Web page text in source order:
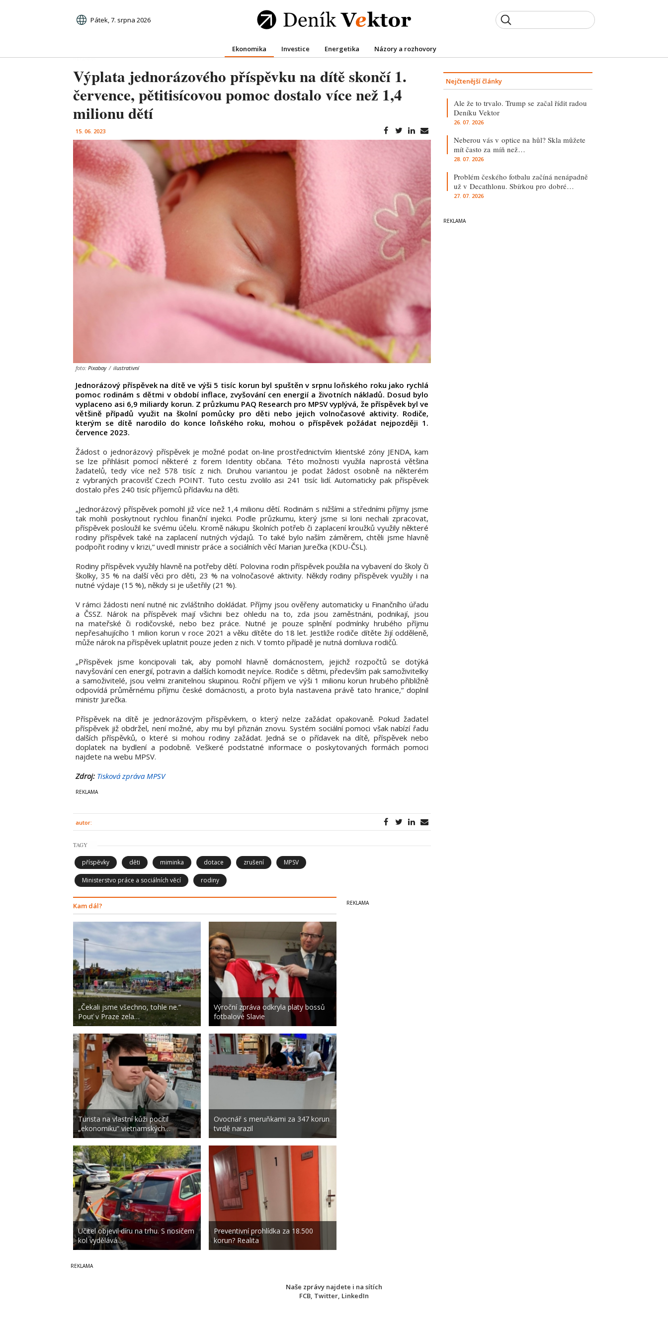
Pátek, 7. srpna 2026
Ekonomika Investice Energetika Názory a rozhovory
Výplata jednorázového příspěvku na dítě skončí 1.
července, pětitisícovou pomoc dostalo více než 1,4
milionu dětí
15. 06. 2023
foto: Pixabay / ilustrativní
Jednorázový příspěvek na dítě ve výši 5 tisíc korun byl spuštěn v srpnu loňského roku jako rychlá
pomoc rodinám s dětmi v období inflace, zvyšování cen energií a životních nákladů. Dosud bylo
vyplaceno asi 6,9 miliardy korun. Z průzkumu PAQ Research pro MPSV vyplývá, že příspěvek byl ve
většině případů využit na školní pomůcky pro děti nebo jejich volnočasové aktivity. Rodiče,
kterým se dítě narodilo do konce loňského roku, mohou o příspěvek požádat nejpozději 1.
července 2023.
Žádost o jednorázový příspěvek je možné podat on-line prostřednictvím klientské zóny JENDA, kam
se lze přihlásit pomocí některé z forem Identity občana. Této možnosti využila naprostá většina
žadatelů, tedy více než 578 tisíc z nich. Druhou variantou je podat žádost osobně na některém
z vybraných pracovišť Czech POINT. Tuto cestu zvolilo asi 241 tisíc lidí. Automaticky pak příspěvek
dostalo přes 240 tisíc příjemců přídavku na děti.
„Jednorázový příspěvek pomohl již více než 1,4 milionu dětí. Rodinám s nižšími a středními příjmy jsme
tak mohli poskytnout rychlou finanční injekci. Podle průzkumu, který jsme si loni nechali zpracovat,
příspěvek posloužil ke svému účelu. Kromě nákupu školních potřeb či zaplacení kroužků využily některé
rodiny příspěvek také na zaplacení nutných výdajů. To také bylo naším záměrem, chtěli jsme hlavně
podpořit rodiny v krizi,“ uvedl ministr práce a sociálních věcí Marian Jurečka (KDU-ČSL).
Rodiny příspěvek využily hlavně na potřeby dětí. Polovina rodin příspěvek použila na vybavení do školy či
školky, 35 % na další věci pro děti, 23 % na volnočasové aktivity. Někdy rodiny příspěvek využily i na
nutné výdaje (15 %), někdy si je ušetřily (21 %).
V rámci žádosti není nutné nic zvláštního dokládat. Příjmy jsou ověřeny automaticky u Finančního úřadu
a ČSSZ. Nárok na příspěvek mají všichni bez ohledu na to, zda jsou zaměstnáni, podnikají, jsou
na mateřské či rodičovské, nebo bez práce. Nutné je pouze splnění podmínky hrubého příjmu
nepřesahujícího 1 milion korun v roce 2021 a věku dítěte do 18 let. Jestliže rodiče dítěte žijí odděleně,
může nárok na příspěvek uplatnit pouze jeden z nich. V tomto případě je nutná domluva rodičů.
„Příspěvek jsme koncipovali tak, aby pomohl hlavně domácnostem, jejichž rozpočtů se dotýká
navyšování cen energií, potravin a dalších komodit nejvíce. Rodiče s dětmi, především pak samoživitelky
a samoživitelé, jsou velmi zranitelnou skupinou. Roční příjem ve výši 1 milionu korun hrubého přibližně
odpovídá průměrnému příjmu české domácnosti, a proto byla nastavena právě tato hranice,“ doplnil
ministr Jurečka.
Příspěvek na dítě je jednorázovým příspěvkem, o který nelze zažádat opakovaně. Pokud žadatel
příspěvek již obdržel, není možné, aby mu byl přiznán znovu. Systém sociální pomoci však nabízí řadu
dalších příspěvků, o které si mohou rodiny zažádat. Jedná se o přídavek na dítě, příspěvek nebo
doplatek na bydlení a podobně. Veškeré podstatné informace o poskytovaných formách pomoci
najdete na webu MPSV.
Zdroj: Tisková zpráva MPSV
autor:
TAGY
příspěvky děti miminka dotace zrušení MPSV
Ministerstvo práce a sociálních věcí rodiny
Nejčtenější články
Ale že to trvalo. Trump se začal řídit radou
Deníku Vektor
26. 07. 2026
Neberou vás v optice na hůl? Skla můžete
mít často za míň než…
28. 07. 2026
Problém českého fotbalu začíná nenápadně
už v Decathlonu. Sbírkou pro dobré…
27. 07. 2026
Kam dál?
„Čekali jsme všechno, tohle ne.“
Pouť v Praze zela…
Turista na vlastní kůži pocítil
„ekonomiku“ vietnamských…
Učitel objevil díru na trhu. S nosičem
kol vydělává…
Výroční zpráva odkryla platy bossů
fotbalové Slavie
Ovocnář s meruňkami za 347 korun
tvrdě narazil
Preventivní prohlídka za 18.500
korun? Realita
Naše zprávy najdete i na sítích
FCB, Twitter, LinkedIn